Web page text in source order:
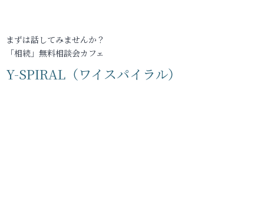
まずは話してみませんか？
「相続」無料相談会カフェ
Y-SPIRAL（ワイスパイラル）